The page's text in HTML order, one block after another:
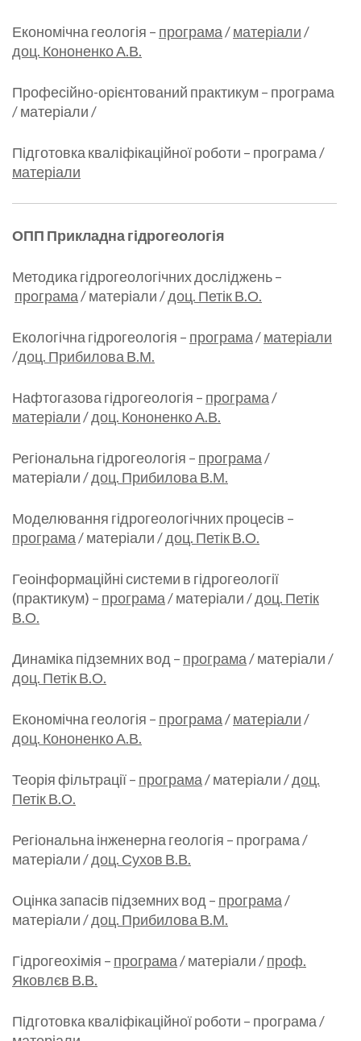
Економічна геологія – програма/матеріали/
доц. Кононенко А.В.
Професійно-орієнтований практикум – програма
/ матеріали /
Підготовка кваліфікаційної роботи – програма /
матеріали
ОПП Прикладна гідрогеологія
Методика гідрогеологічних досліджень –
програма/ матеріали /доц. Петік В.О.
Екологічна гідрогеологія – програма/матеріали
/доц. Прибилова В.М.
Нафтогазова гідрогеологія – програма/
матеріали/доц. Кононенко А.В.
Регіональна гідрогеологія – програма/
матеріали /доц. Прибилова В.М.
Моделювання гідрогеологічних процесів –
програма/ матеріали /доц. Петік В.О.
Геоінформаційні системи в гідрогеології
(практикум) – програма/ матеріали /доц. Петік
В.О.
Динаміка підземних вод – програма/ матеріали /
доц. Петік В.О.
Економічна геологія – програма/матеріали/
доц. Кононенко А.В.
Теорія фільтрації – програма/ матеріали /доц.
Петік В.О.
Регіональна інженерна геологія – програма /
матеріали /доц. Сухов В.В.
Оцінка запасів підземних вод – програма/
матеріали /доц. Прибилова В.М.
Гідрогеохімія – програма/ матеріали /проф.
Яковлєв В.В.
Підготовка кваліфікаційної роботи – програма /